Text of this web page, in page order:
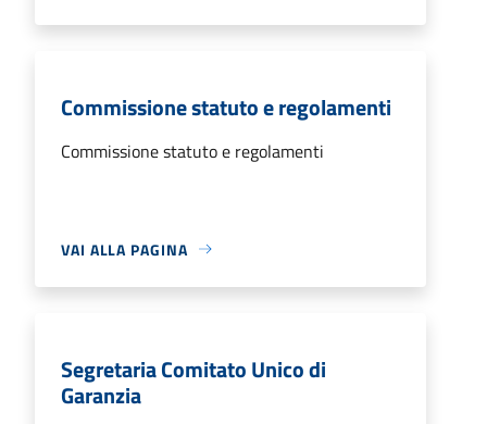
Commissione statuto e regolamenti
Commissione statuto e regolamenti
VAI ALLA PAGINA
Segretaria Comitato Unico di
Garanzia